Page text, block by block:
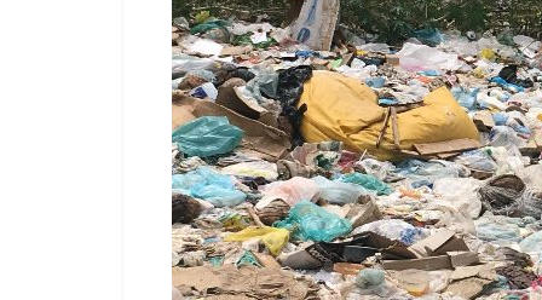
máxima para magistrados
Ministro do STF André
Mendonça precisa explicar
dúvidas no ar